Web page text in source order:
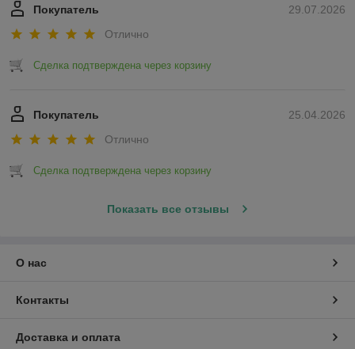
29.07.2026
Покупатель
Отлично
Сделка подтверждена через корзину
25.04.2026
Покупатель
Отлично
Сделка подтверждена через корзину
Показать все отзывы
О нас
Контакты
Доставка и оплата